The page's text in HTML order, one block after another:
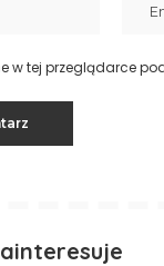
w tej przeglądarce